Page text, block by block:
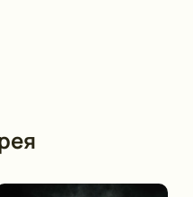
Аня Чиповская,